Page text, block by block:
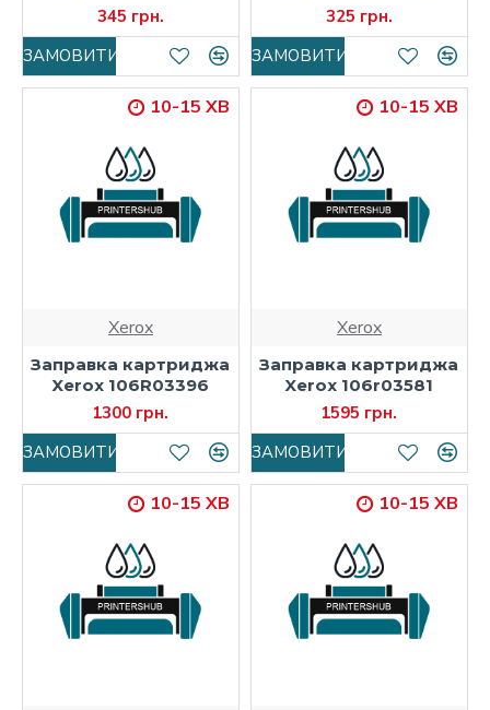
345 грн.
ЗАМОВИТИ
325 грн.
ЗАМОВИТИ
10-15 ХВ
Xerox
Заправка картриджа
Xerox 106R03396
1300 грн.
ЗАМОВИТИ
10-15 ХВ
Xerox
Заправка картриджа
Xerox 106r03581
1595 грн.
ЗАМОВИТИ
10-15 ХВ 10-15 ХВ